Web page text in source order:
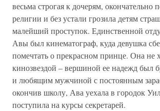
весьма строгая к дочерям, окончательно
религии и без устали грозила детям
малейший проступок. Единственной
Авы был кинематограф, куда девушка
помечтать о прекрасном принце. Она не
кинозвездой – вершиной ее надежд был
и любящим мужчиной с постоянным
окончив школу, Ава уехала в городок
поступила на курсы секретарей.